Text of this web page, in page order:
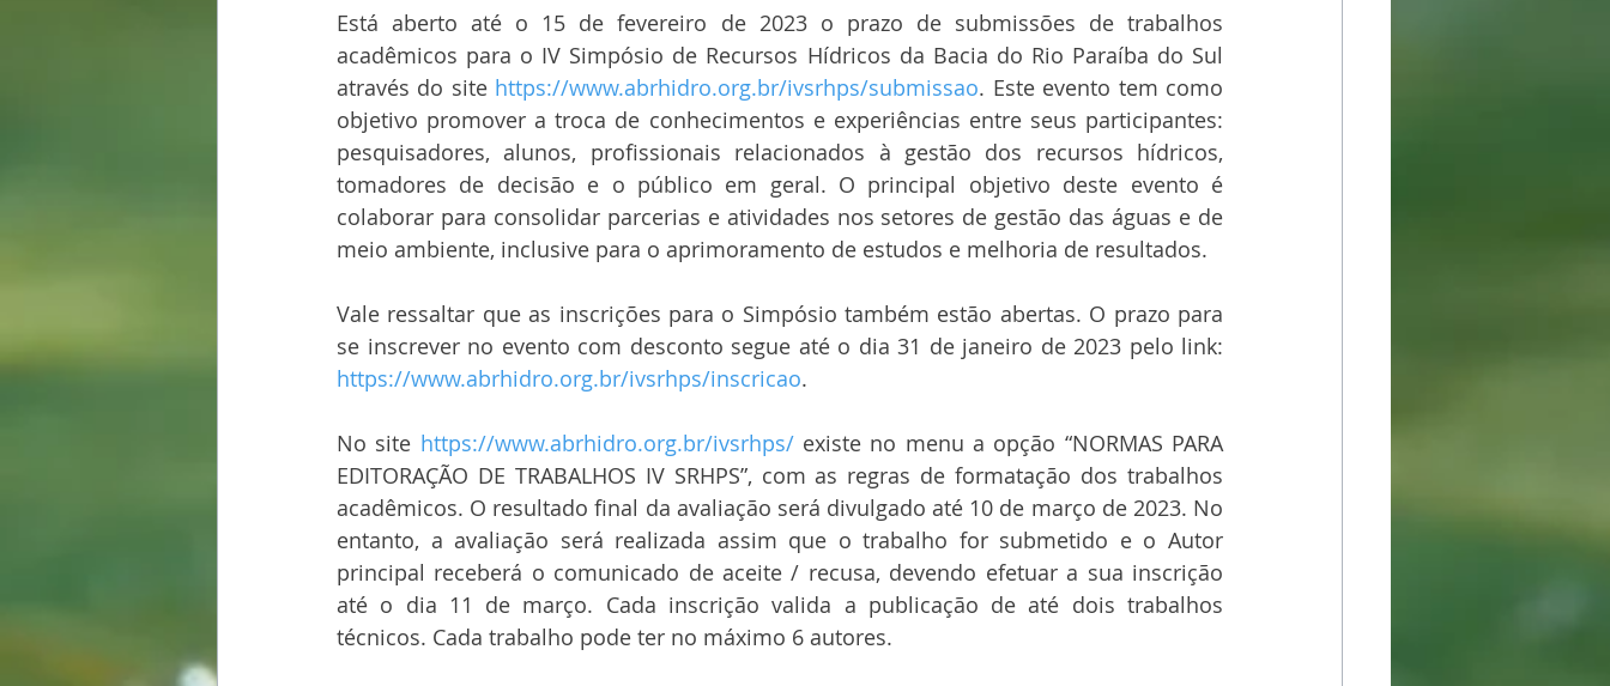
Está aberto até o 15 de fevereiro de 2023 o prazo de submissões de trabalhos
acadêmicos para o IV Simpósio de Recursos Hídricos da Bacia do Rio Paraíba do Sul
através do site https://www.abrhidro.org.br/ivsrhps/submissao. Este evento tem como
objetivo promover a troca de conhecimentos e experiências entre seus participantes:
pesquisadores, alunos, profissionais relacionados à gestão dos recursos hídricos,
tomadores de decisão e o público em geral. O principal objetivo deste evento é
colaborar para consolidar parcerias e atividades nos setores de gestão das águas e de
meio ambiente, inclusive para o aprimoramento de estudos e melhoria de resultados.
Vale ressaltar que as inscrições para o Simpósio também estão abertas. O prazo para
https://www.abrhidro.org.br/ivsrhps/inscricao.
No site https://www.abrhidro.org.br/ivsrhps/ existe no menu a opção “NORMAS PARA
EDITORAÇÃO DE TRABALHOS IV SRHPS”, com as regras de formatação dos trabalhos
acadêmicos. O resultado final da avaliação será divulgado até 10 de março de 2023. No
entanto, a avaliação será realizada assim que o trabalho for submetido e o Autor
principal receberá o comunicado de aceite / recusa, devendo efetuar a sua inscrição
até o dia 11 de março. Cada inscrição valida a publicação de até dois trabalhos
técnicos. Cada trabalho pode ter no máximo 6 autores.